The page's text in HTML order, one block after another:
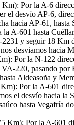
Por la A-6
el desvío AP-6,
hacia AP-61, hasta
la A-601 hasta
y seguir 18 Km
desviamos hacia
Por la N-122
220, pasando por
Aldeasoña y
Por la A-601
el desvío hacia la
hasta Vegafría
Km): Por la A-601